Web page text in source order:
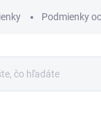
Podmienky